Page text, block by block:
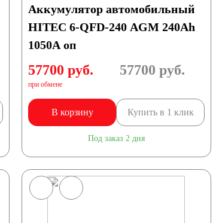
Аккумулятор автомобильный
HITEC 6-QFD-240 AGM 240Ah
1050A оп
57700 руб.
при обмене
57700 руб.
В корзину Купить в 1 клик
Под заказ 2 дня